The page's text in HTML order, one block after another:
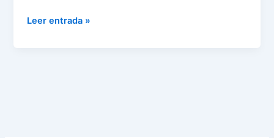
Leer entrada »